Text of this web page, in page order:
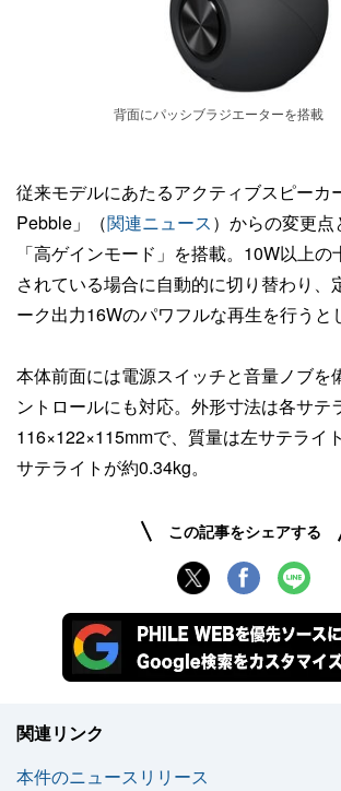
背面にパッシブラジエーターを搭載
従来モデルにあたるアクティブスピーカ
Pebble」（関連ニュース）からの変更
「高ゲインモード」を搭載。10W以上
されている場合に自動的に切り替わり、
ーク出力16Wのパワフルな再生を行うと
本体前面には電源スイッチと音量ノブを
ントロールにも対応。外形寸法は各サテ
116×122×115mmで、質量は左サテライ
サテライトが約0.34kg。
この記事をシェアする
関連リンク
本件のニュースリリース